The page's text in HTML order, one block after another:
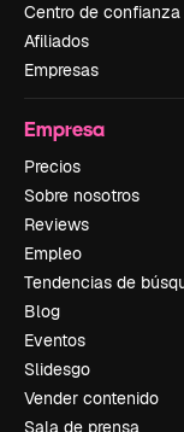
Centro de confianza
Afiliados
Empresas
Empresa
Precios
Sobre nosotros
Reviews
Empleo
Tendencias de
Blog
Eventos
Slidesgo
Vender contenido
Sala de prensa